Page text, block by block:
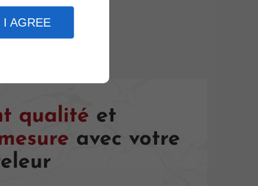
I AGREE
qualité et
avec votre